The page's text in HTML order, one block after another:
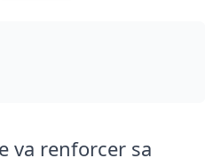
va renforcer sa